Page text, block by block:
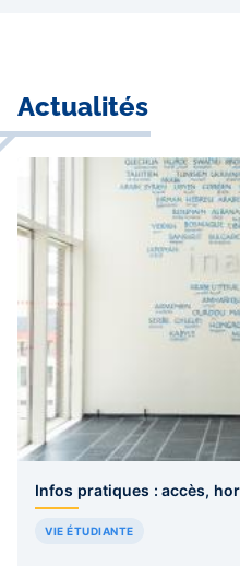
Actualités
Infos pratiques : accès,
VIE ÉTUDIANTE